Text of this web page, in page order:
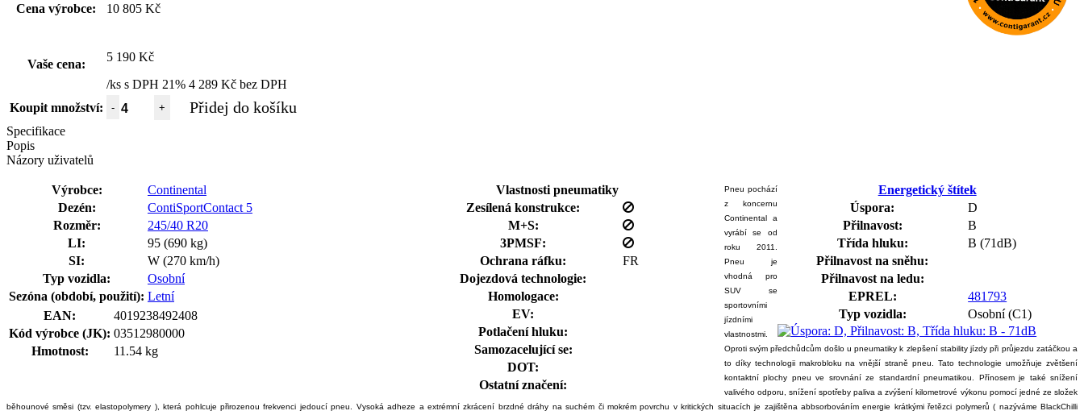
Cena výrobce: 10 805 Kč
Vaše cena:
5 190 Kč
/ks s DPH 21% 4 289 Kč bez DPH
Koupit množství:
- + Přidej do košíku
Specifikace
Popis
Názory uživatelů
Výrobce:
Continental
Dezén:
ContiSportContact 5
Rozměr:
245/40 R20
LI:
95 (690 kg)
SI:
W (270 km/h)
Typ vozidla:
Osobní
Sezóna (období, použití): Letní
EAN:
4019238492408
Kód výrobce (JK): 03512980000
Hmotnost:
11.54 kg
Vlastnosti pneumatiky
Zesílená konstrukce:
M+S:
3PMSF:
Ochrana ráfku:
FR
Dojezdová technologie:
Homologace:
EV:
Potlačení hluku:
Samozacelující se:
DOT:
Ostatní značení:
Energetický štítek
Úspora:
D
Přilnavost:
B
Třída hluku:
B (71dB)
Přilnavost na sněhu:
Přilnavost na ledu:
EPREL:
481793
Typ vozidla:
Osobní (C1)
Pneu pochází
z koncernu
Continental a
vyrábí se od
roku 2011.
Pneu je
vhodná pro
SUV se
sportovními
jízdními
vlastnostmi.
Oproti svým předchůdcům došlo u pneumatiky k zlepšení stability jízdy při průjezdu zatáčkou a
to díky technologii makrobloku na vnější straně pneu. Tato technologie umožňuje zvětšení
kontaktní plochy pneu ve srovnání ze standardní pneumatikou. Přínosem je také snížení
valivého odporu, snížení spotřeby paliva a zvýšení kilometrové výkonu pomocí jedné ze složek
běhounové směsi (tzv. elastopolymery ), která pohlcuje přirozenou frekvenci jedoucí pneu. Vysoká adheze a extrémní zkrácení brzdné dráhy na suchém či mokrém povrchu v kritických situacích je zajištěna abbsorbováním energie krátkými řetězci polymerů ( nazýváme BlackChilli